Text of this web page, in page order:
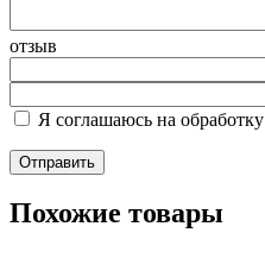
отзыв
Я соглашаюсь на обработку
Похожие товары